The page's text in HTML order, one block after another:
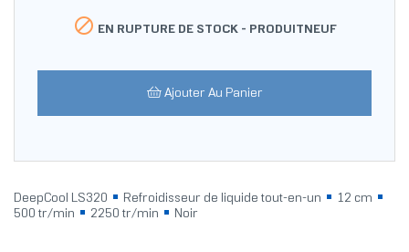
 EN RUPTURE DE STOCK - PRODUITNEUF
Ajouter Au Panier
DeepCool LS320 Refroidisseur de liquide tout-en-un
12 cm
500 tr/min
2250 tr/min Noir